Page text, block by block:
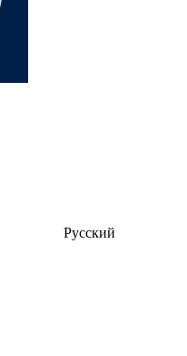
Русский